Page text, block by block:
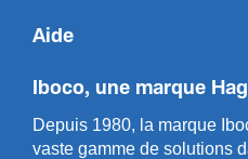
Aide
Iboco, une marque
Depuis 1980, la marque
vaste gamme de solut­ions